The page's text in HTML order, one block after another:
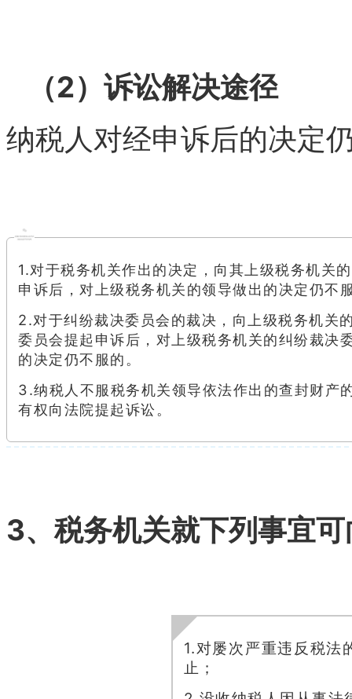
（2）诉讼解决途径
纳税人对经申诉后的决定
1.对于税务机关作出的决定，向其上级税务机关
申诉后，对上级税务机关的领导做出的决定仍不
2.对于纠纷裁决委员会的裁决，向上级税务机关
委员会提起申诉后，对上级税务机关的纠纷裁决
的决定仍不服的。
3.纳税人不服税务机关领导依法作出的查封财产
有权向法院提起诉讼。
3、税务机关就下列事宜
1.对屡次严重违反税法
止；